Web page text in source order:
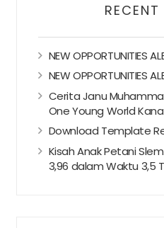
NEW OPPORTUNITIES
NEW OPPORTUNITIES
Cerita Janu
One Young World
Download Template
Kisah Anak Petani
3,96 dalam Waktu 3,5